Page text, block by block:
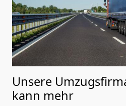
Unsere
kann mehr